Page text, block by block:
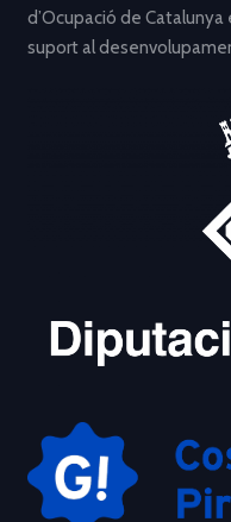
d’Ocupació de
suport al